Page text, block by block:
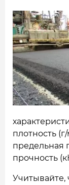
плотность
предельная
прочность
Учитывайте,